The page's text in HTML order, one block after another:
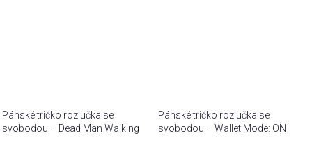
Pánské tričko rozlučka se
svobodou – Dead Man Walking
Pánské tričko rozlučka se
svobodou – Wallet Mode: ON